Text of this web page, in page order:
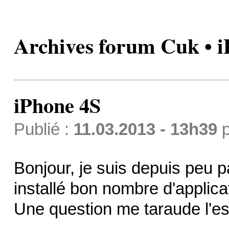
Archives forum Cuk •
iPhone 4S
Publié : 11.03.2013 - 13h39
Bonjour, je suis depuis peu
installé bon nombre
Une question me taraude